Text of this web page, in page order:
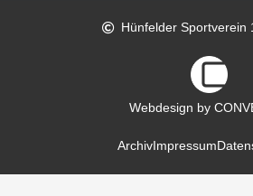
Hünfelder Sportverein
Webdesign by
ArchivImpressum